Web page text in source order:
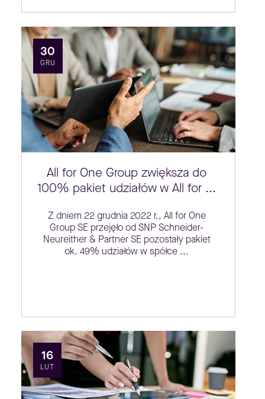
30
GRU
All for One Group zwiększa do
100% pakiet udziałów w All for ...
Z dniem 22 grudnia 2022 r., All for One
Group SE przejęło od SNP Schneider-
Neureither & Partner SE pozostały pakiet
ok. 49% udziałów w spółce ...
16
LUT